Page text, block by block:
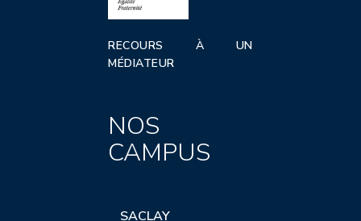
RECOURS À UN
MÉDIATEUR
NOS
CAMPUS
SACLAY